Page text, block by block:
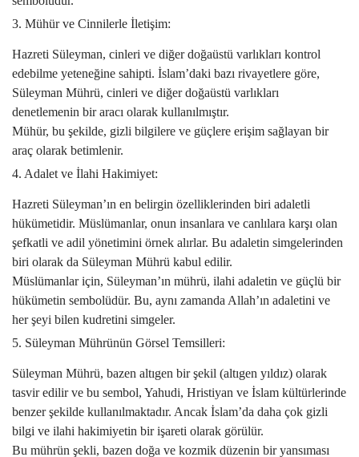
3. Mühür ve Cinnilerle İletişim:
Hazreti Süleyman, cinleri ve diğer doğaüstü varlıkları kontrol
edebilme yeteneğine sahipti. İslam’daki bazı rivayetlere göre,
Süleyman Mührü, cinleri ve diğer doğaüstü varlıkları
denetlemenin bir aracı olarak kullanılmıştır.
Mühür, bu şekilde, gizli bilgilere ve güçlere erişim sağlayan bir
araç olarak betimlenir.
4. Adalet ve İlahi Hakimiyet:
Hazreti Süleyman’ın en belirgin özelliklerinden biri adaletli
hükümetidir. Müslümanlar, onun insanlara ve canlılara karşı olan
şefkatli ve adil yönetimini örnek alırlar. Bu adaletin simgelerinden
biri olarak da Süleyman Mührü kabul edilir.
Müslümanlar için, Süleyman’ın mührü, ilahi adaletin ve güçlü bir
hükümetin sembolüdür. Bu, aynı zamanda Allah’ın adaletini ve
her şeyi bilen kudretini simgeler.
5. Süleyman Mührünün Görsel Temsilleri:
Süleyman Mührü, bazen altıgen bir şekil (altıgen yıldız) olarak
tasvir edilir ve bu sembol, Yahudi, Hristiyan ve İslam kültürlerinde
benzer şekilde kullanılmaktadır. Ancak İslam’da daha çok gizli
bilgi ve ilahi hakimiyetin bir işareti olarak görülür.
Bu mührün şekli, bazen doğa ve kozmik düzenin bir yansıması